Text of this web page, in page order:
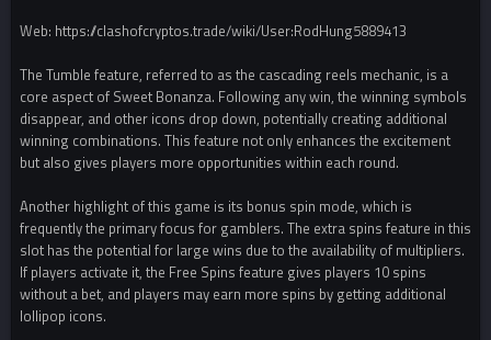
Web: https://clashofcryptos.trade/wiki/User:RodHung5889413
The Tumble feature, referred to as the cascading reels mechanic, is a
core aspect of Sweet Bonanza. Following any win, the winning symbols
disappear, and other icons drop down, potentially creating additional
winning combinations. This feature not only enhances the excitement
but also gives players more opportunities within each round.
Another highlight of this game is its bonus spin mode, which is
frequently the primary focus for gamblers. The extra spins feature in this
slot has the potential for large wins due to the availability of multipliers.
If players activate it, the Free Spins feature gives players 10 spins
without a bet, and players may earn more spins by getting additional
lollipop icons.